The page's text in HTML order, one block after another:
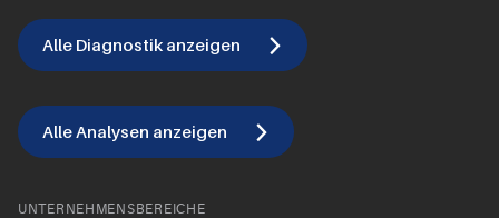
Alle Diagnostik anzeigen
Alle Analysen anzeigen
UNTERNEHMENSBEREICHE